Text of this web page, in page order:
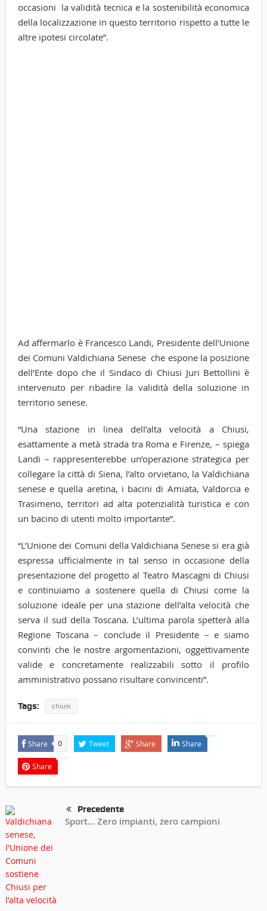
occasioni la validità tecnica e la sostenibilità economica
della localizzazione in questo territorio rispetto a tutte le
altre ipotesi circolate”.
Ad affermarlo è Francesco Landi, Presidente dell’Unione
dei Comuni Valdichiana Senese che espone la posizione
dell’Ente dopo che il Sindaco di Chiusi Juri Bettollini è
intervenuto per ribadire la validità della soluzione in
territorio senese.
“Una stazione in linea dell’alta velocità a Chiusi,
esattamente a metà strada tra Roma e Firenze, – spiega
Landi – rappresenterebbe un’operazione strategica per
collegare la città di Siena, l’alto orvietano, la Valdichiana
senese e quella aretina, i bacini di Amiata, Valdorcia e
Trasimeno, territori ad alta potenzialità turistica e con
un bacino di utenti molto importante”.
“L’Unione dei Comuni della Valdichiana Senese si era già
espressa ufficialmente in tal senso in occasione della
presentazione del progetto al Teatro Mascagni di Chiusi
e continuiamo a sostenere quella di Chiusi come la
soluzione ideale per una stazione dell’alta velocità che
serva il sud della Toscana. L’ultima parola spetterà alla
Regione Toscana – conclude il Presidente – e siamo
convinti che le nostre argomentazioni, oggettivamente
valide e concretamente realizzabili sotto il profilo
amministrativo possano risultare convincenti”.
Tags: chiusi
Share 0 Tweet Share Share
Share
Precedente
Sport… Zero impianti, zero campioni